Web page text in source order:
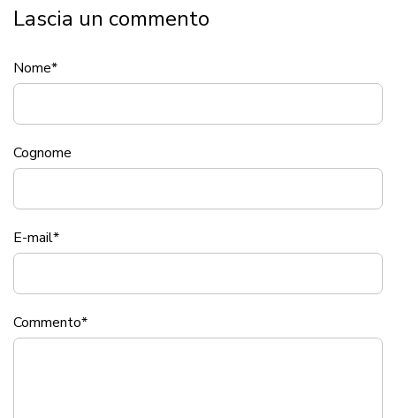
Lascia un commento
Nome*
Cognome
E-mail*
Commento*